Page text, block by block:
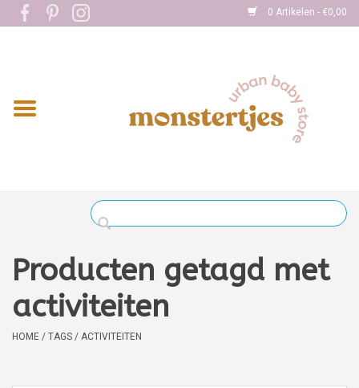
0 Artikelen - €0,00
Home
Kleding
Verzorging
Boekjes
Producten getagd met
activiteiten
HOME / TAGS / ACTIVITEITEN